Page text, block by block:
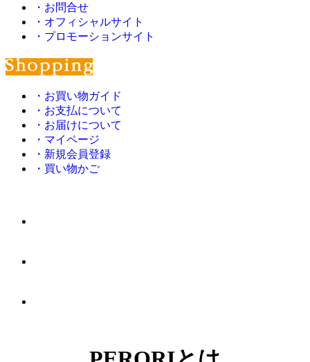
・お問合せ
・オフィシャルサイト
・プロモーションサイト
・お買い物ガイド
・お支払について
・お届けについて
・マイページ
・新規会員登録
・買い物かご